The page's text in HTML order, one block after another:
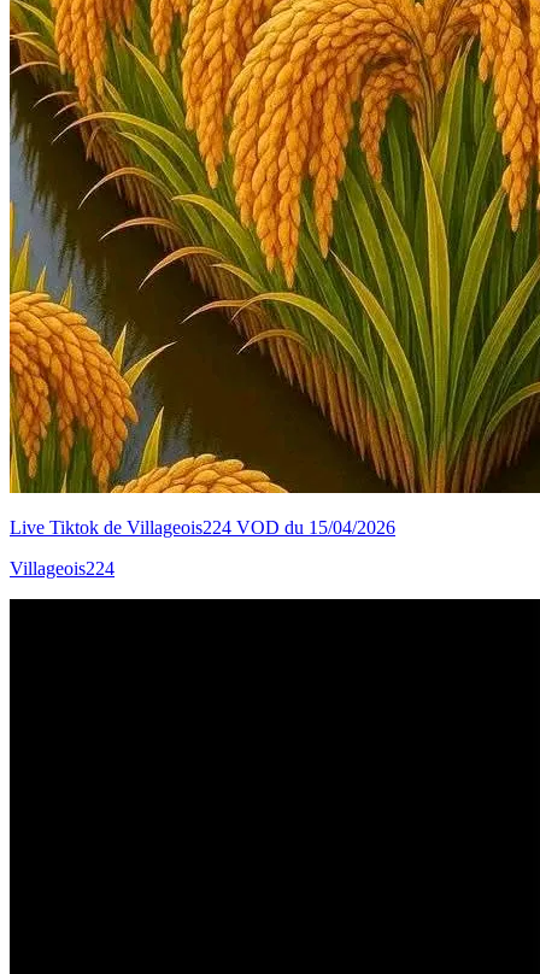
Live Tiktok de Villageois224 VOD du 15/04/2026
Villageois224